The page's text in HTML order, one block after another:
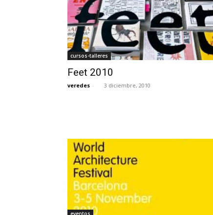
cursos-talleres
Feet 2010
veredes - 3 diciembre, 2010
eventos